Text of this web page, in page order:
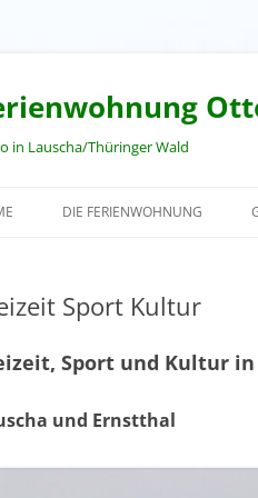
in Lauscha/Thüringer Wald
DIE FERIENWOHNUNG
Sport Kultur
Sport und Kultur
und Ernstthal